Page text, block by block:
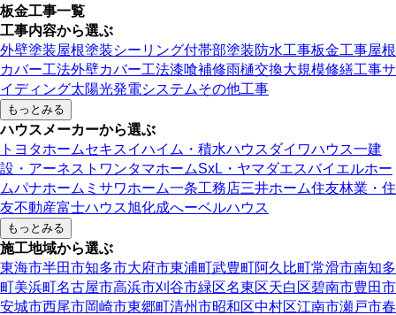
板金工事一覧
工事内容から選ぶ
外壁塗装屋根塗装シーリング付帯部塗装防水工事板金工事屋根
カバー工法外壁カバー工法漆喰補修雨樋交換大規模修繕工事サ
イディング太陽光発電システムその他工事
もっとみる
ハウスメーカーから選ぶ
トヨタホームセキスイハイム・積水ハウス ダイワハウス一建
設・アーネストワンタマホームSxL・ヤマダエスバイエルホー
ムパナホーム ミサワホーム一条工務店三井ホーム住友林業・住
友不動産富士ハウス旭化成へーベルハウス
もっとみる
施工地域から選ぶ
東海市半田市知多市大府市東浦町武豊町阿久比町常滑市南知多
町美浜町名古屋市高浜市刈谷市緑区名東区天白区碧南市豊田市
安城市西尾市岡崎市東郷町清州市昭和区中村区江南市瀬戸市春